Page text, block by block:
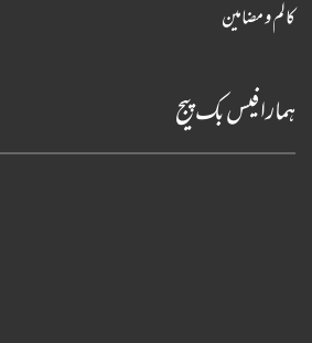
کالم و مضامین
ہمارا فیس بک پیج